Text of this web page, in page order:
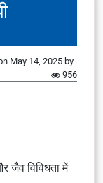
May 14, 2025 by
956
जैव विविधता में